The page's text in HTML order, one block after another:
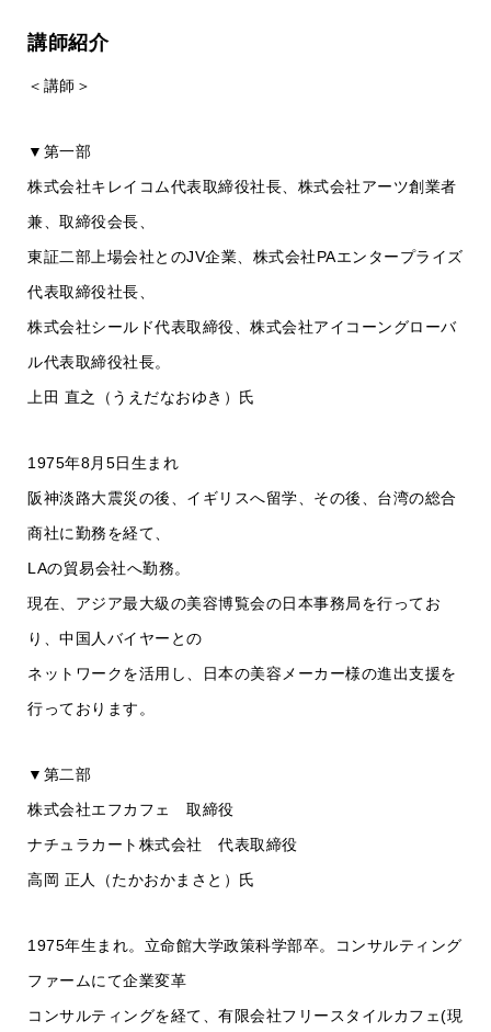
講師紹介
＜講師＞
▼第一部
株式会社キレイコム代表取締役社長、株式会社アーツ創業者
兼、取締役会長、
東証二部上場会社とのJV企業、株式会社PAエンタープライズ
代表取締役社長、
株式会社シールド代表取締役、株式会社アイコーングローバ
ル代表取締役社長。
上田 直之（うえだなおゆき）氏
1975年8月5日生まれ
阪神淡路大震災の後、イギリスへ留学、その後、台湾の総合
商社に勤務を経て、
LAの貿易会社へ勤務。
現在、アジア最大級の美容博覧会の日本事務局を行ってお
り、中国人バイヤーとの
ネットワークを活用し、日本の美容メーカー様の進出支援を
行っております。
▼第二部
株式会社エフカフェ 取締役
ナチュラカート株式会社 代表取締役
高岡 正人（たかおかまさと）氏
1975年生まれ。立命館大学政策科学部卒。コンサルティング
ファームにて企業変革
コンサルティングを経て、有限会社フリースタイルカフェ(現